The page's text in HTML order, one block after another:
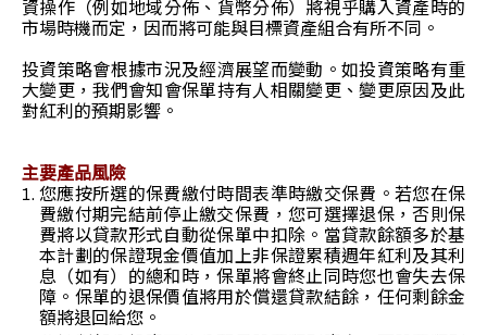
資操作（例如地域分佈、貨幣分佈）將視乎購入資產時的
市場時機而定，因而將可能與目標資產組合有所不同。
投資策略會根據市況及經濟展望而變動。如投資策略有重
大變更，我們會知會保單持有人相關變更、變更原因及此
對紅利的預期影響。
主要產品風險
您應按所選的保費繳付時間表準時繳交保費。若您在保
費繳付期完結前停止繳交保費，您可選擇退保，否則保
費將以貸款形式自動從保單中扣除。當貸款餘額多於基
本計劃的保證現金價值加上非保證累積週年紅利及其利
息（如有）的總和時，保單將會終止同時您也會失去保
障。保單的退保價值將用於償還貸款結餘，任何剩餘金
額將退回給您。